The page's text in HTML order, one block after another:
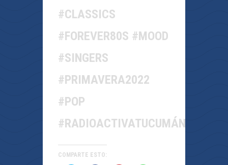
#CLASSICS
#FOREVER80S #MOOD
#SINGERS
#PRIMAVERA2022
#POP
#RADIOACTIVATUCUMÁN
COMPARTE ESTO: